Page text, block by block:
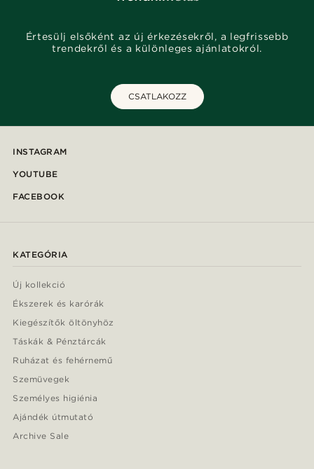
Értesülj elsőként az új érkezésekről, a legfrissebb
trendekről és a különleges ajánlatokról.
CSATLAKOZZ
INSTAGRAM
YOUTUBE
FACEBOOK
KATEGÓRIA
Új kollekció
Ékszerek és karórák
Kiegészítők öltönyhöz
Táskák & Pénztárcák
Ruházat és fehérnemű
Szemüvegek
Személyes higiénia
Ajándék útmutató
Archive Sale